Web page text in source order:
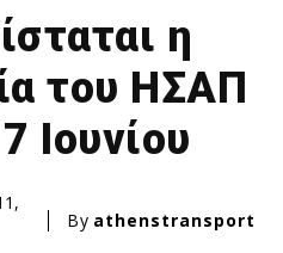
η
του ΗΣΑΠ
Ιουνίου
By athenstransport